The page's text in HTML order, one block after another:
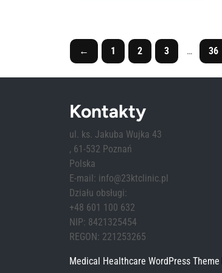
← 1 2 3 … 36
Kontakty
ul. ks. Jakuba Wujka 43
, 61-532 Poznań
Polska
E-mail: info@23ktclinic.pl
Działu obsługi:
+48 601 100 632
NIP: 8421325454
REGON: 221253265
Medical Healthcare WordPress Theme